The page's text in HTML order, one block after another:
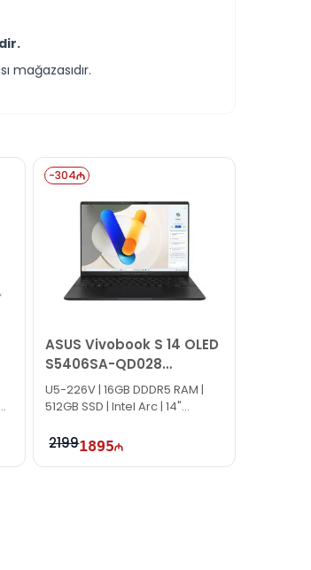
mağazasıdır.
şərtləri ilə əldə edə
bilərsiniz.
cavablandırmağa hər
-304
ASUS Vivobook S 14 OLED
S5406SA-QD028
90NB15R3-M009F0
U5-226V | 16GB DDDR5 RAM |
512GB SSD | Intel Arc | 14"
21991895